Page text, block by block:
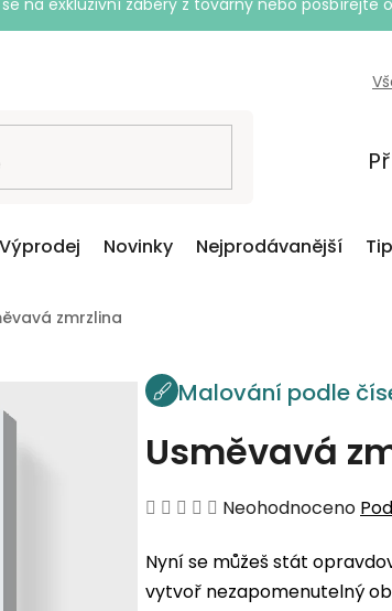
se na exkluzivní záběry z továrny nebo
Výprodej Novinky Nejprodávanější
zmrzlina
Malování podle
Usměvavá
Průměrné
produktu
je
Neohodnoceno
Nyní se můžeš stát
vytvoř nezapomenutelný